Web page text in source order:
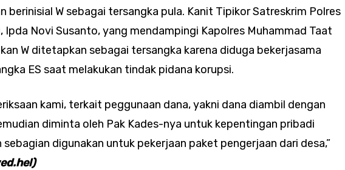
berinisial W sebagai tersangka pula. Kanit Tipikor Satreskrim Polres
Ipda Novi Susanto, yang mendampingi Kapolres Muhammad Taat
W ditetapkan sebagai tersangka karena diduga bekerjasama
ES saat melakukan tindak pidana korupsi.
kami, terkait peggunaan dana, yakni dana diambil dengan
diminta oleh Pak Kades-nya untuk kepentingan pribadi
sebagian digunakan untuk pekerjaan paket pengerjaan dari desa,”